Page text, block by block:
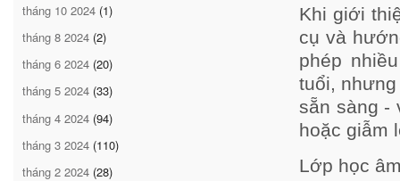
tháng 10 2024 (1)
tháng 8 2024 (2)
tháng 6 2024 (20)
tháng 5 2024 (33)
tháng 4 2024 (94)
tháng 3 2024 (110)
tháng 2 2024 (28)
Khi giới
cụ và
phép
tuổi,
sẵn sàng -
hoặc giẫm
Lớp học